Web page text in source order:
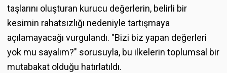
taşlarını oluşturan kurucu değerlerin, belirli bir
kesimin rahatsızlığı nedeniyle tartışmaya
açılamayacağı vurgulandı. "Bizi biz yapan değerleri
yok mu sayalım?" sorusuyla, bu ilkelerin toplumsal bir
mutabakat olduğu hatırlatıldı.